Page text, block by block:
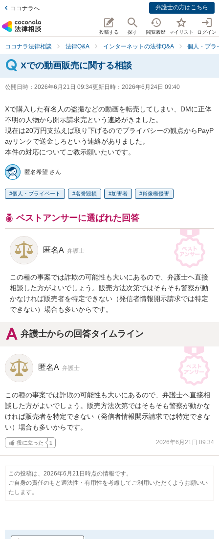
ココナラへ 弁護士の方はこちら
投稿する 探す 閲覧履歴 マイリスト ログイン
ココナラ法律相談 法律Q&A インターネットの法律Q&A 個人・プラ
Xでの動画販売に関する相談
公開日時： 2026年6月21日 09:34更新日時： 2026年6月24日 09:40
Xで購入した有名人の盗撮などの動画を転売してしまい、DMに正体
不明の人物から開示請求完という連絡がきました。
現在は20万円支払えば取り下げるのでプライバシーの観点からPayP
ayリンクで送金しろという連絡がありました。
本件の対応についてご教示願いたいです。
匿名希望 さん
個人・プライベート 名誉毀損 加害者 肖像権侵害
ベストアンサーに選ばれた回答
匿名A 弁護士
この種の事案では詐欺の可能性も大いにあるので、弁護士ヘ直接
相談した方がよいでしょう。販売方法次第ではそもそも警察が動
かなければ販売者を特定できない（発信者情報開示請求では特定
できない）場合も多いからです。
弁護士からの回答タイムライン
匿名A 弁護士
この種の事案では詐欺の可能性も大いにあるので、弁護士ヘ直接相
談した方がよいでしょう。販売方法次第ではそもそも警察が動かな
ければ販売者を特定できない（発信者情報開示請求では特定できな
い）場合も多いからです。
役に立った 1 2026年6月21日 09:34
この投稿は、2026年6月21日時点の情報です。
ご自身の責任のもと適法性・有用性を考慮してご利用いただくようお願いい
たします。